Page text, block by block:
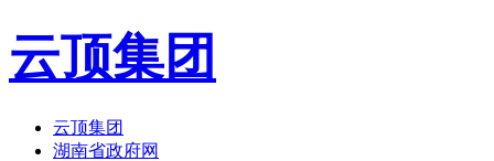
云顶集团
云顶集团
湖南省政府网